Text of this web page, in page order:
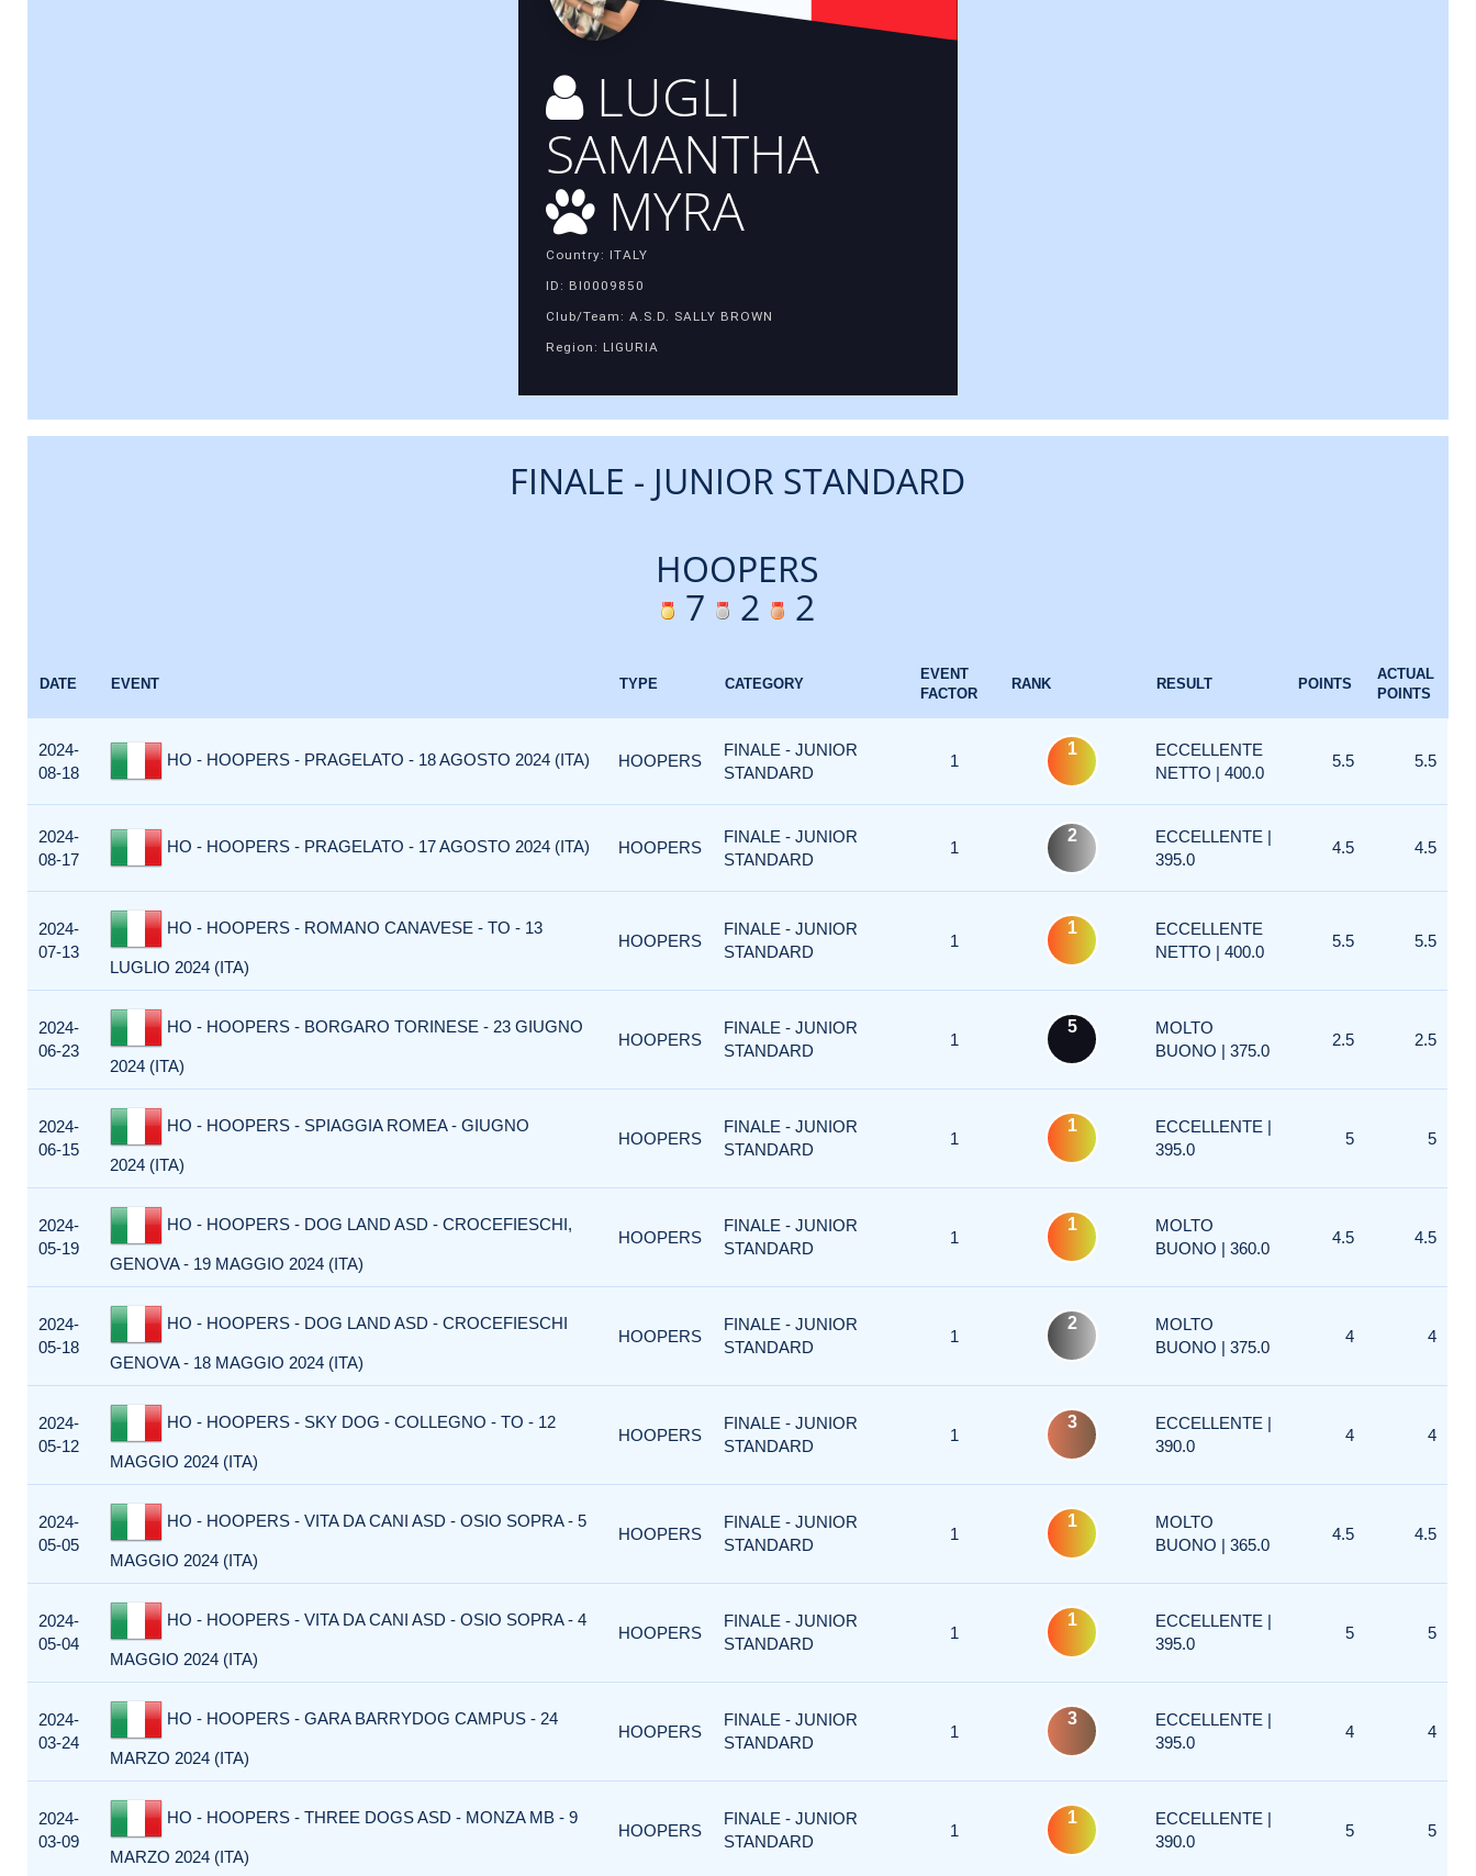
LUGLI
SAMANTHA
MYRA
Country: ITALY
ID: BI0009850
Club/Team: A.S.D. SALLY BROWN
Region: LIGURIA
FINALE - JUNIOR STANDARD
HOOPERS
7
2 2
DATE EVENT TYPE CATEGORY
EVENT
FACTOR
RANK RESULT POINTS
ACTUAL
POINTS
2024-
08-18
HO - HOOPERS - PRAGELATO - 18 AGOSTO 2024 (ITA) HOOPERS
FINALE - JUNIOR
STANDARD
1
1
ECCELLENTE
NETTO | 400.0
5.5 5.5
2024-
08-17
HO - HOOPERS - PRAGELATO - 17 AGOSTO 2024 (ITA) HOOPERS
FINALE - JUNIOR
STANDARD
1
2
ECCELLENTE |
395.0
4.5 4.5
2024-
07-13
HO - HOOPERS - ROMANO CANAVESE - TO - 13
LUGLIO 2024 (ITA)
HOOPERS
FINALE - JUNIOR
STANDARD
1
1
ECCELLENTE
NETTO | 400.0
5.5 5.5
2024-
06-23
HO - HOOPERS - BORGARO TORINESE - 23 GIUGNO
2024 (ITA)
HOOPERS
FINALE - JUNIOR
STANDARD
1
5
MOLTO
BUONO | 375.0
2.5 2.5
2024-
06-15
HO - HOOPERS - SPIAGGIA ROMEA - GIUGNO
2024 (ITA)
HOOPERS
FINALE - JUNIOR
STANDARD
1
1
ECCELLENTE |
395.0
5 5
2024-
05-19
HO - HOOPERS - DOG LAND ASD - CROCEFIESCHI,
GENOVA - 19 MAGGIO 2024 (ITA)
HOOPERS
FINALE - JUNIOR
STANDARD
1
1
MOLTO
BUONO | 360.0
4.5 4.5
2024-
05-18
HO - HOOPERS - DOG LAND ASD - CROCEFIESCHI
GENOVA - 18 MAGGIO 2024 (ITA)
HOOPERS
FINALE - JUNIOR
STANDARD
1
2
MOLTO
BUONO | 375.0
4 4
2024-
05-12
HO - HOOPERS - SKY DOG - COLLEGNO - TO - 12
MAGGIO 2024 (ITA)
HOOPERS
FINALE - JUNIOR
STANDARD
1
3
ECCELLENTE |
390.0
4 4
2024-
05-05
HO - HOOPERS - VITA DA CANI ASD - OSIO SOPRA - 5
MAGGIO 2024 (ITA)
HOOPERS
FINALE - JUNIOR
STANDARD
1
1
MOLTO
BUONO | 365.0
4.5 4.5
2024-
05-04
HO - HOOPERS - VITA DA CANI ASD - OSIO SOPRA - 4
MAGGIO 2024 (ITA)
HOOPERS
FINALE - JUNIOR
STANDARD
1
1
ECCELLENTE |
395.0
5 5
2024-
03-24
HO - HOOPERS - GARA BARRYDOG CAMPUS - 24
MARZO 2024 (ITA)
HOOPERS
FINALE - JUNIOR
STANDARD
1
3
ECCELLENTE |
395.0
4 4
2024-
03-09
HO - HOOPERS - THREE DOGS ASD - MONZA MB - 9
MARZO 2024 (ITA)
HOOPERS
FINALE - JUNIOR
STANDARD
1
1
ECCELLENTE |
390.0
5 5